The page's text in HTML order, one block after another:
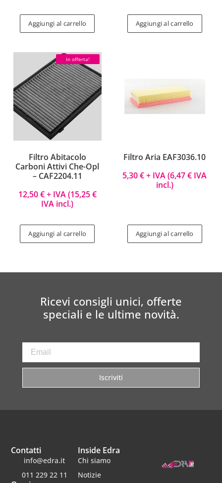
Aggiungi al carrello Aggiungi al carrello
In offerta!
Filtro Abitacolo
Carboni Attivi Che-Opl
– CAF2204.11
12,50€+ IVA (15,25€
IVA incl.)
Aggiungi al carrello
Filtro Aria EAF3036.10
5,30€+ IVA (6,47€ IVA
incl.)
Aggiungi al carrello
Ricevi consigli unici, offerte
speciali e le ultime novità.
Iscriviti
Inside Edra
Chi siamo
Notizie
Contatti
info@edra.it
011 229 22 11